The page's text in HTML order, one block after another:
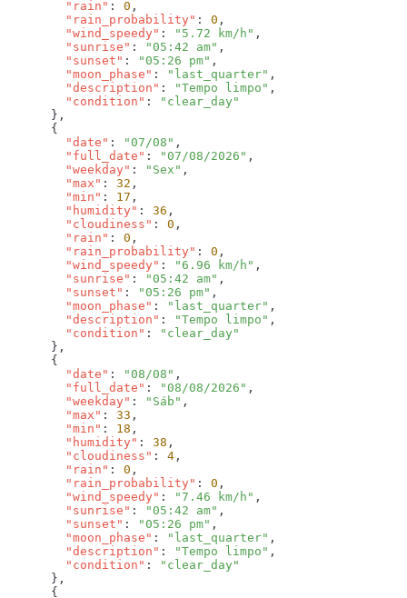
        "rain"
: 0
        "rain_probability"
: 0
        "wind_speedy"
: "5.72 km/h"
        "sunrise"
: "05:42 am"
        "sunset"
: "05:26 pm"
        "moon_phase"
: "last_quarter"
        "description"
: "Tempo limpo"
        "condition"
:
        "date"
: "07/08"
        "full_date"
: "07/08/2026"
        "weekday"
: "Sex"
        "max"
: 32
        "min"
: 17
        "humidity"
: 36
        "cloudiness"
: 0
        "rain"
: 0
        "rain_probability"
: 0
        "wind_speedy"
: "6.96 km/h"
        "sunrise"
: "05:42 am"
        "sunset"
: "05:26 pm"
        "moon_phase"
: "last_quarter"
        "description"
: "Tempo limpo"
        "condition"
:
        "date"
: "08/08"
        "full_date"
: "08/08/2026"
        "weekday"
: "Sáb"
        "max"
: 33
        "min"
: 18
        "humidity"
: 38
        "cloudiness"
: 4
        "rain"
: 0
        "rain_probability"
: 0
        "wind_speedy"
: "7.46 km/h"
        "sunrise"
: "05:42 am"
        "sunset"
: "05:26 pm"
        "moon_phase"
: "last_quarter"
        "description"
: "Tempo limpo"
        "condition"
: